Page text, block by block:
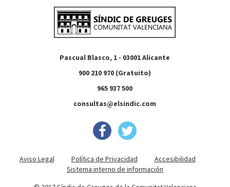
Pascual Blasco, 1 - 03001 Alicante
900 210 970 (Gratuito)
965 937 500
consultas@elsindic.com
Aviso Legal Política de Privacidad
Accesibilidad
Sistema interno de información